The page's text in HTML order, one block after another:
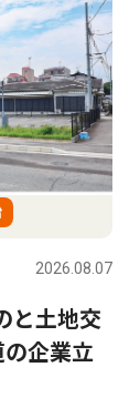
2026.08.07
と土地交
企業立